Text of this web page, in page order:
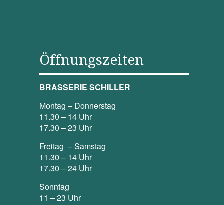
Öffnungszeiten
BRASSERIE SCHILLER
Montag – Donnerstag
11.30 – 14 Uhr
17.30 – 23 Uhr
Freitag – Samstag
11.30 – 14 Uhr
17.30 – 24 Uhr
Sonntag
11 – 23 Uhr